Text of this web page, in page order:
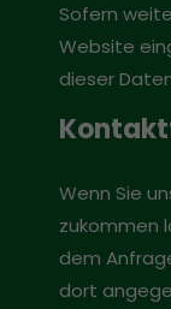
Sofern
Website
dieser
Wenn Sie
zukommen
dem
dort